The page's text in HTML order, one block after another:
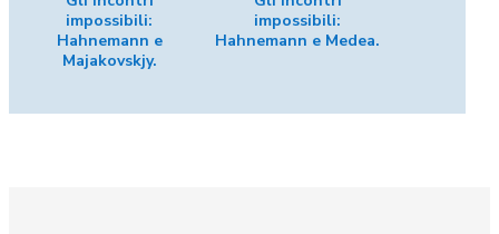
impossibili:
Hahnemann e
Majakovskjy.
impossibili:
Hahnemann e Medea.